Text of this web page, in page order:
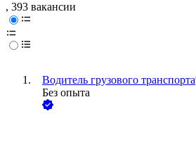
, 393 вакансии
Водитель грузового транспорта
Без опыта